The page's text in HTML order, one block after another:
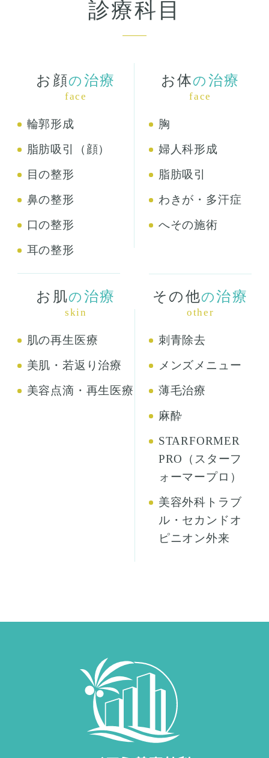
診療科目
お顔の 治療
face
輪郭形成
脂肪吸引（顔）
目の整形
鼻の整形
口の整形
耳の整形
お体の 治療
face
胸
婦人科形成
脂肪吸引
わきが・多汗症
へその施術
お肌の 治療
skin
肌の再生医療
美肌・若返り治療
美容点滴・再生医療
その他の治療
other
刺青除去
メンズメニュー
薄毛治療
麻酔
STARFORMER
PRO（スターフ
ォーマープロ）
美容外科トラブ
ル・セカンドオ
ピニオン外来